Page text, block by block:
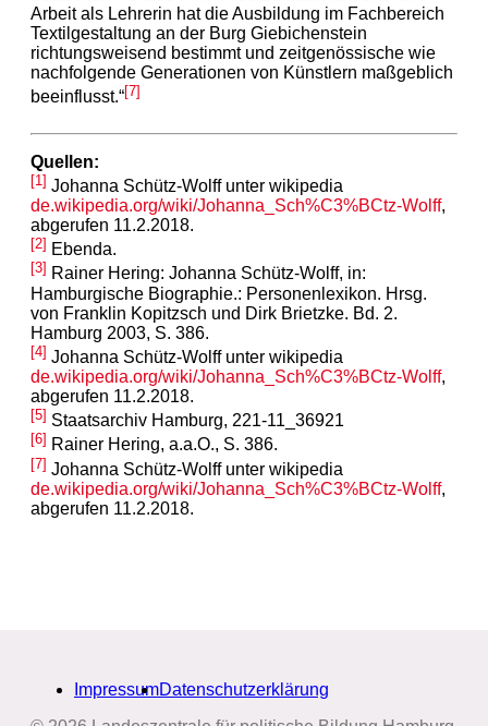
Arbeit als Lehrerin hat die Ausbildung im Fachbereich
Textilgestaltung an der Burg Giebichenstein
richtungsweisend bestimmt und zeitgenössische wie
nachfolgende Generationen von Künstlern maßgeblich
beeinflusst.“[7]
Quellen:
[1] Johanna Schütz-Wolff unter wikipedia
de.wikipedia.org/wiki/Johanna_Sch%C3%BCtz-Wolff,
abgerufen 11.2.2018.
[2] Ebenda.
[3] Rainer Hering: Johanna Schütz-Wolff, in:
Hamburgische Biographie.: Personenlexikon. Hrsg.
von Franklin Kopitzsch und Dirk Brietzke. Bd. 2.
Hamburg 2003, S. 386.
[4] Johanna Schütz-Wolff unter wikipedia
de.wikipedia.org/wiki/Johanna_Sch%C3%BCtz-Wolff,
abgerufen 11.2.2018.
[5] Staatsarchiv Hamburg, 221-11_36921
[6] Rainer Hering, a.a.O., S. 386.
[7] Johanna Schütz-Wolff unter wikipedia
de.wikipedia.org/wiki/Johanna_Sch%C3%BCtz-Wolff,
abgerufen 11.2.2018.
ImpressumDatenschutzerklärung